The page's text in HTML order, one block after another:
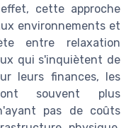
cette approche
environnements et
entre relaxation
qui s'inquiètent de
leurs finances, les
souvent plus
pas de coûts